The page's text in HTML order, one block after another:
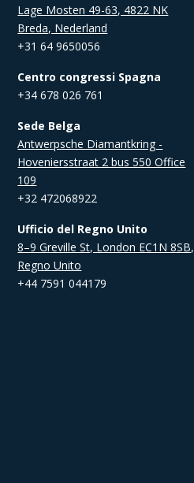
Lage Mosten 49-63, 4822 NK
Breda, Nederland
+31 64 9650056
Centro congressi Spagna
+34 678 026 761
Sede Belga
Antwerpsche Diamantkring -
Hoveniersstraat 2 bus 550 Office
109
+32 472068922
Ufficio del Regno Unito
8–9 Greville St, London EC1N 8SB,
Regno Unito
+44 7591 044179